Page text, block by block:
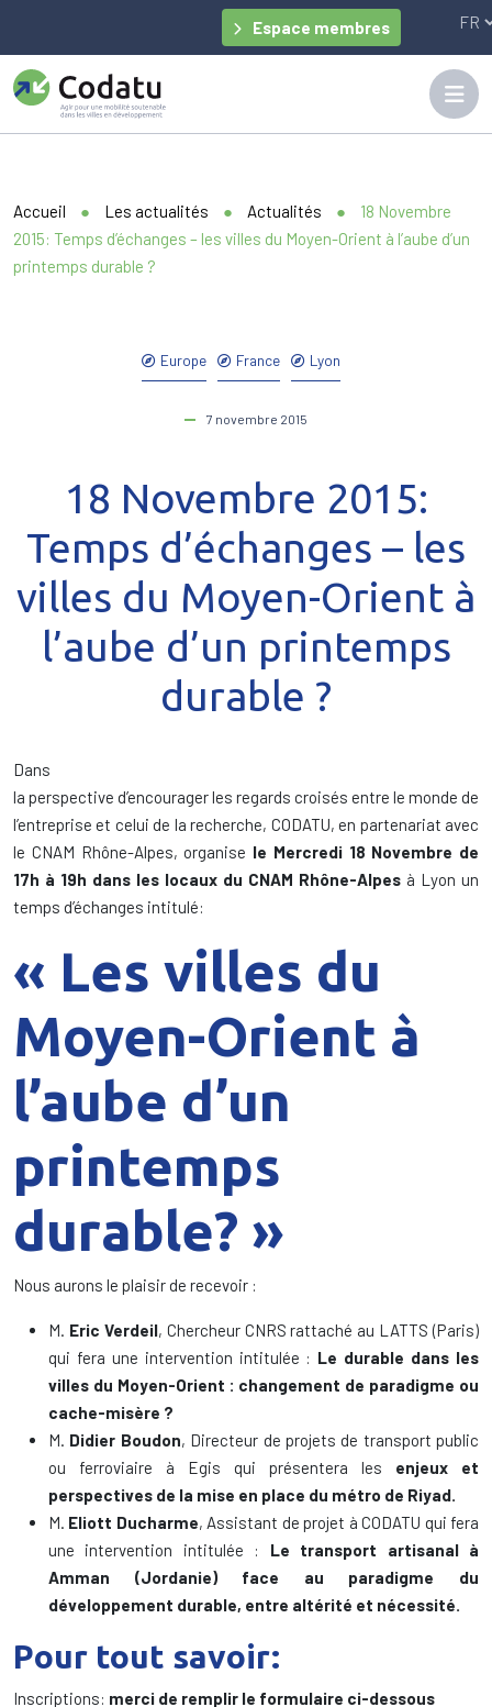
Espace membres
Accueil ● Les actualités ● Actualités ●
18 Novembre
2015: Temps d’échanges – les villes du Moyen-Orient à l’aube d’un
printemps durable ?
Europe France Lyon
7 novembre 2015
18 Novembre 2015:
Temps d’échanges – les
villes du Moyen-Orient à
l’aube d’un printemps
durable ?
Dans
la perspective d’encourager les regards croisés entre le monde de
l’entreprise et celui de la recherche, CODATU, en partenariat avec
le CNAM Rhône-Alpes, organise le Mercredi 18 Novembre de
17h à 19h dans les locaux du CNAM Rhône-Alpes à Lyon un
temps d’échanges intitulé:
« Les villes du
Moyen-Orient à
l’aube d’un
printemps
durable? »
Nous aurons le plaisir de recevoir :
M. Eric Verdeil, Chercheur CNRS rattaché au LATTS (Paris)
qui fera une intervention intitulée : Le durable dans les
villes du Moyen-Orient : changement de paradigme ou
cache-misère ?
M. Didier Boudon, Directeur de projets de transport public
ou ferroviaire à Egis qui présentera les enjeux et
perspectives de la mise en place du métro de Riyad.
M. Eliott Ducharme, Assistant de projet à CODATU qui fera
une intervention intitulée : Le transport artisanal à
Amman (Jordanie) face au paradigme du
développement durable, entre altérité et nécessité.
Pour tout savoir:
Inscriptions: merci de remplir le formulaire ci-dessous
Panneau de gestion des cookies